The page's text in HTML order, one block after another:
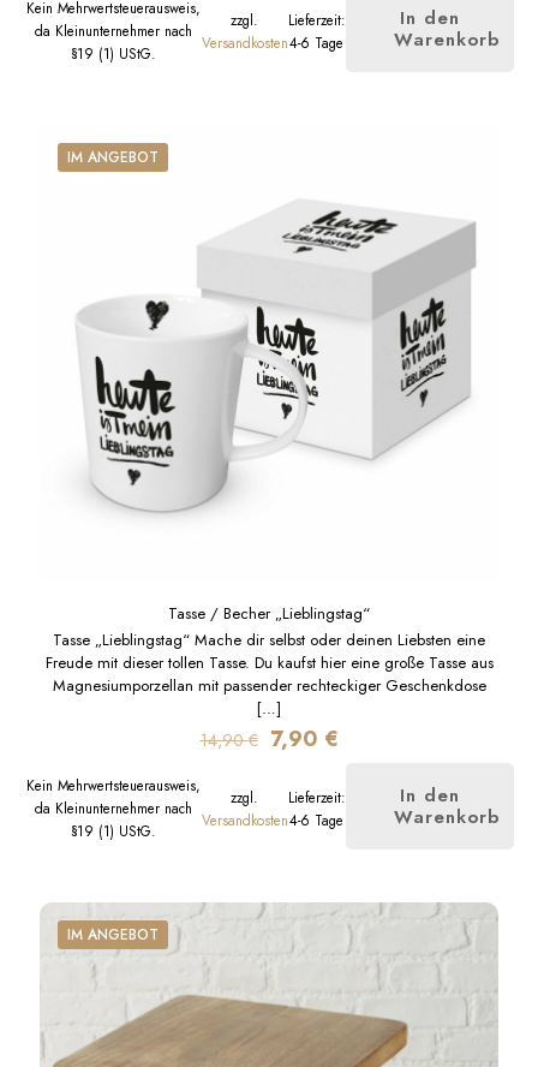
Kein Mehrwertsteuerausweis,
da Kleinunternehmer nach
§19 (1) UStG.
zzgl.
Versandkosten
Lieferzeit:
4-6 Tage
In den
Warenkorb
IM ANGEBOT
Tasse / Becher „Lieblingstag“
Tasse „Lieblingstag“ Mache dir selbst oder deinen Liebsten eine
Freude mit dieser tollen Tasse. Du kaufst hier eine große Tasse aus
Magnesiumporzellan mit passender rechteckiger Geschenkdose
[…]
14,90€ Ursprünglicher
Preis
war:
14,90 €
7,90 €Aktueller
7,90 €.
Kein Mehrwertsteuerausweis,
da Kleinunternehmer nach
§19 (1) UStG.
zzgl.
Versandkosten
Lieferzeit:
4-6 Tage
In den
Warenkorb
IM ANGEBOT